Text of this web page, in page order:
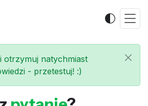
otrzymuj natychmiast
- przetestuj! :)